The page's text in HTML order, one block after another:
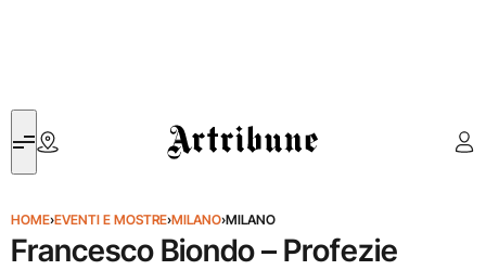
Artribune
HOME›EVENTI E MOSTRE›MILANO›MILANO
Francesco Biondo – Profezie